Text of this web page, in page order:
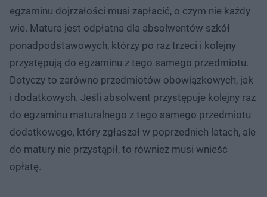
egzaminu dojrzałości musi zapłacić, o czym nie każdy
wie. Matura jest odpłatna dla absolwentów szkół
ponadpodstawowych, którzy po raz trzeci i kolejny
przystępują do egzaminu z tego samego przedmiotu.
Dotyczy to zarówno przedmiotów obowiązkowych, jak
i dodatkowych. Jeśli absolwent przystępuje kolejny raz
do egzaminu maturalnego z tego samego przedmiotu
dodatkowego, który zgłaszał w poprzednich latach, ale
do matury nie przystąpił, to również musi wnieść
opłatę.